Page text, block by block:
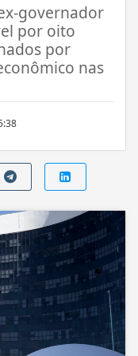
governador
por oito
por
nas